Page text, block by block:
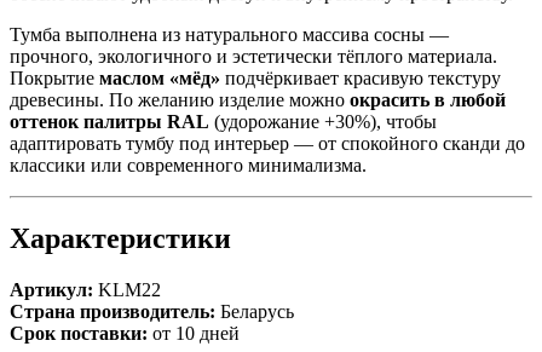
Тумба выполнена из натурального массива сосны —
прочного, экологичного и эстетически тёплого материала.
Покрытие маслом «мёд» подчёркивает красивую текстуру
древесины. По желанию изделие можно окрасить в любой
оттенок палитры RAL (удорожание +30%), чтобы
адаптировать тумбу под интерьер — от спокойного сканди до
классики или современного минимализма.
Характеристики
Артикул: KLM22
Страна производитель: Беларусь
Срок поставки: от 10 дней